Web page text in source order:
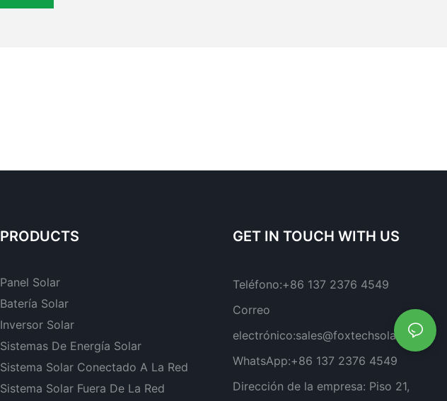
PRODUCTS
Panel Solar
Batería Solar
Inversor Solar
Sistemas De Energía Solar
Sistema Solar Conectado A La Red
Sistema Solar Fuera De La Red
GET IN TOUCH WITH US
Teléfono:+86 137 2376 4549
Correo
electrónico:sales@foxtechsolar.com
WhatsApp:+86 137 2376 4549
Dirección de la empresa: Piso 21,